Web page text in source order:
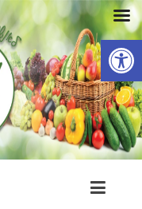
פתח סרגל נגישות